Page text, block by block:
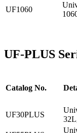
UF1060
UF-PLUS
Catalog No.
UF30PLUS